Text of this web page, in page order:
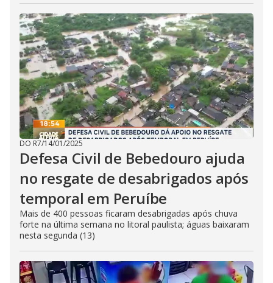
DO R7/14/01/2025
Defesa Civil de Bebedouro ajuda
no resgate de desabrigados após
temporal em Peruíbe
Mais de 400 pessoas ficaram desabrigadas após chuva
forte na última semana no litoral paulista; águas baixaram
nesta segunda (13)